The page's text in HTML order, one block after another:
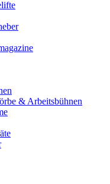
& Arbeitsbühnen